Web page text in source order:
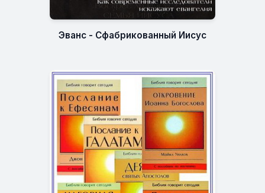
Эванс - Сфабрикованный Иисус